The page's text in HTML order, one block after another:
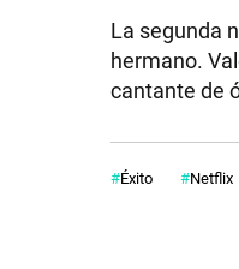
La segunda
hermano.
cantante de
Éxito Netflix